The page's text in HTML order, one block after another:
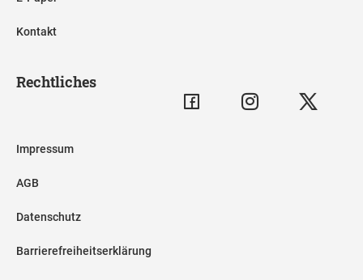
Kontakt
Rechtliches
Impressum
AGB
Datenschutz
Barrierefreiheitserklärung